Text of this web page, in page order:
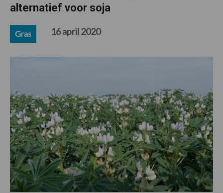
alternatief voor soja
Gras 16 april 2020